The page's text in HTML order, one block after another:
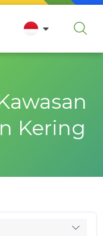
Kering